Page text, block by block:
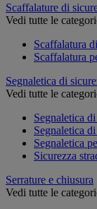
Scaffalature di
Vedi tutte le
Scaffalatura
Scaffalatura
Segnaletica di
Vedi tutte le
Segnaletica
Segnaletica
Segnaletica
Sicurezza
Serrature e chiusura
Vedi tutte le